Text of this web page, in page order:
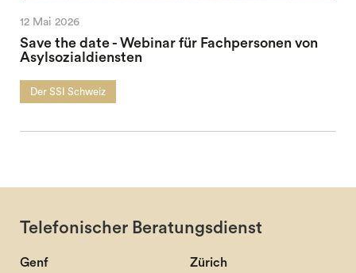
12 Mai 2026
Save the date - Webinar für Fachpersonen von
Asylsozialdiensten
Der SSI Schweiz
Telefonischer Beratungsdienst
Genf Zürich